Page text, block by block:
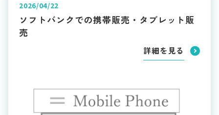
2026/04/22
ソフトバンクでの携帯販売・タブレット販
売
詳細を見る